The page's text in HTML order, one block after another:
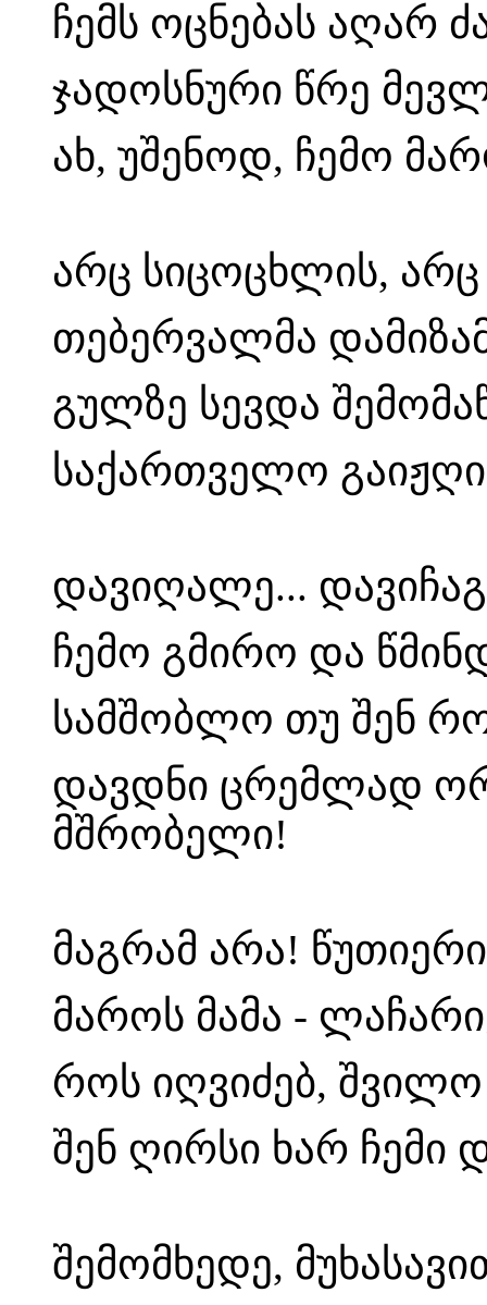
ჩემს ოცნებას აღარ
ჯადოსნური წრე
ახ, უშენოდ, ჩემო
არც სიცოცხლის,
თებერვალმა
გულზე სევდა
საქართველო
დავიღალე...
ჩემო გმირო და
სამშობლო თუ შენ
დავდნი ცრემლად
მშრობელი!
მაგრამ არა!
მაროს მამა -
როს იღვიძებ, შვილო
შენ ღირსი ხარ ჩემი
შემომხედე,